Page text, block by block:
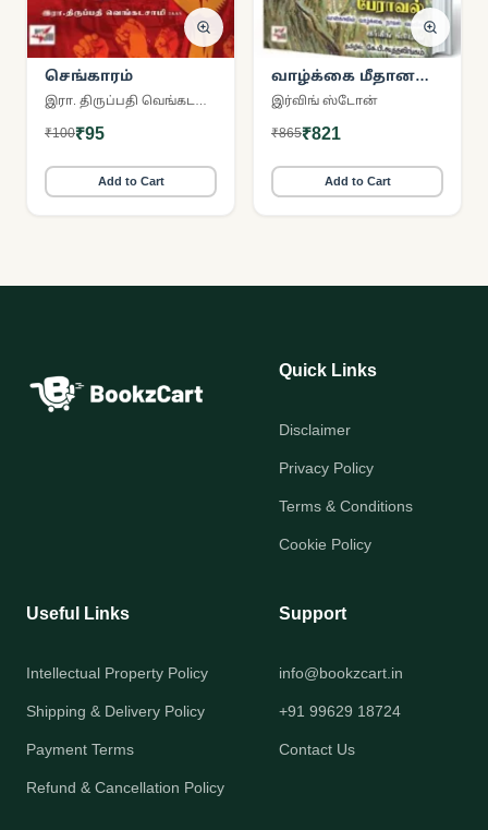
செங்காரம்
₹100₹95
Add to Cart
வாழ்க்கை மீதான
பேராவல்
இர்விங் ஸ்டோன்
₹865₹821
Add to Cart
Quick Links
Disclaimer
Privacy Policy
Terms & Conditions
Cookie Policy
Useful Links
Intellectual Property Policy
Shipping & Delivery Policy
Payment Terms
Refund & Cancellation Policy
Support
info@bookzcart.in
+91 99629 18724
Contact Us